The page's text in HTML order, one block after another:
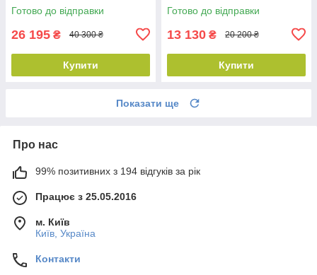
Готово до відправки
26 195 ₴ 40 300 ₴
Купити
Готово до відправки
13 130 ₴ 20 200 ₴
Купити
Показати ще
Про нас
99% позитивних з 194 відгуків за рік
Працює з 25.05.2016
м. Київ
Київ, Україна
Контакти